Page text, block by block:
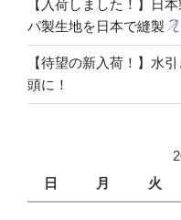
【入荷しました！】日
パ製生地を日本で縫製
【待望の新入荷！】水
頭に！
日
月 火